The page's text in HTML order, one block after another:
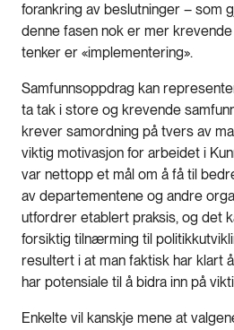
forankring av beslutninger – som
denne fasen nok er mer
tenker er «implementering».
Samfunnsoppdrag kan
ta tak i store og krevende
krever samordning på tvers av
viktig motivasjon for arbeidet i
var nettopp et mål om å få til
av departementene og andre
utfordrer etablert praksis, og det
forsiktig tilnærming til
resultert i at man faktisk har klart
har potensiale til å bidra inn på
Enkelte vil kanskje mene at